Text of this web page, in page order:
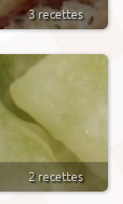
3 recettes
2 recettes